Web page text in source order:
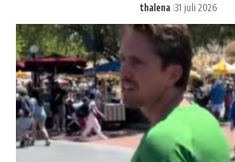
thalena 31 juli 2026